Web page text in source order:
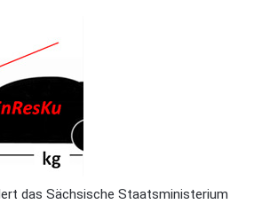
das Sächsische Staatsministerium